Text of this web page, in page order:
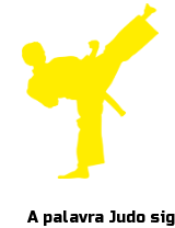
A palavra Judo